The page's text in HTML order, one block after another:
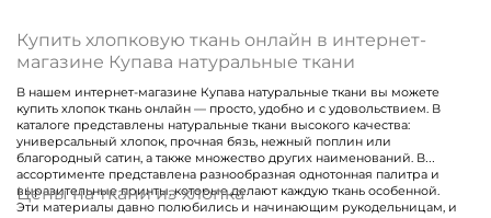
Купить хлопковую ткань онлайн в интернет-
магазине Купава натуральные ткани
В нашем интернет-магазине Купава натуральные ткани вы можете
купить хлопок ткань онлайн — просто, удобно и с удовольствием. В
каталоге представлены натуральные ткани высокого качества:
универсальный хлопок, прочная бязь, нежный поплин или
благородный сатин, а также множество других наименований. В
ассортименте представлена разнообразная однотонная палитра и
выразительные принты, которые делают каждую ткань особенной.
Эти материалы давно полюбились и начинающим рукодельницам, и
Цены на ткани из хлопка